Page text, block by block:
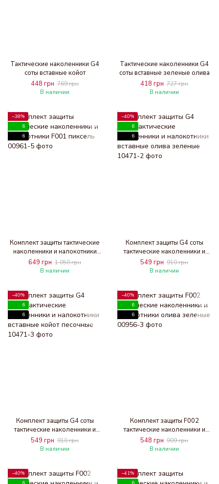
Тактические наколенники G4
соты вставные койот
448 грн 769 грн
В наличии
Тактические наколенники G4
соты вставные зеленые олива
418 грн 727 грн
В наличии
−38%
6
6
Комплект защиты тактические
наколенники и налокотники
F001 пиксель
649 грн 1 050 грн
В наличии
−40%
6
6
Комплект защиты G4 соты
тактические наколенники и
налокотники вставные олива
зеленые
549 грн 910 грн
В наличии
−40%
6
6
Комплект защиты G4 соты
тактические наколенники и
налокотники вставные койот
песочные
549 грн 910 грн
В наличии
−40%
6
6
Комплект защиты F002
тактические наколенники и
налокотники олива зеленые
548 грн 909 грн
В наличии
−40%
−41%